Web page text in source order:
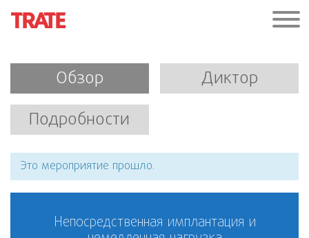
Обзор
Диктор
Подробности
Это мероприятие прошло.
Непосредственная имплантация и